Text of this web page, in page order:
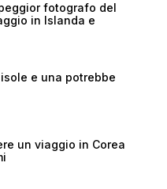
fotografo del
in Islanda e
e una potrebbe
un viaggio in Corea